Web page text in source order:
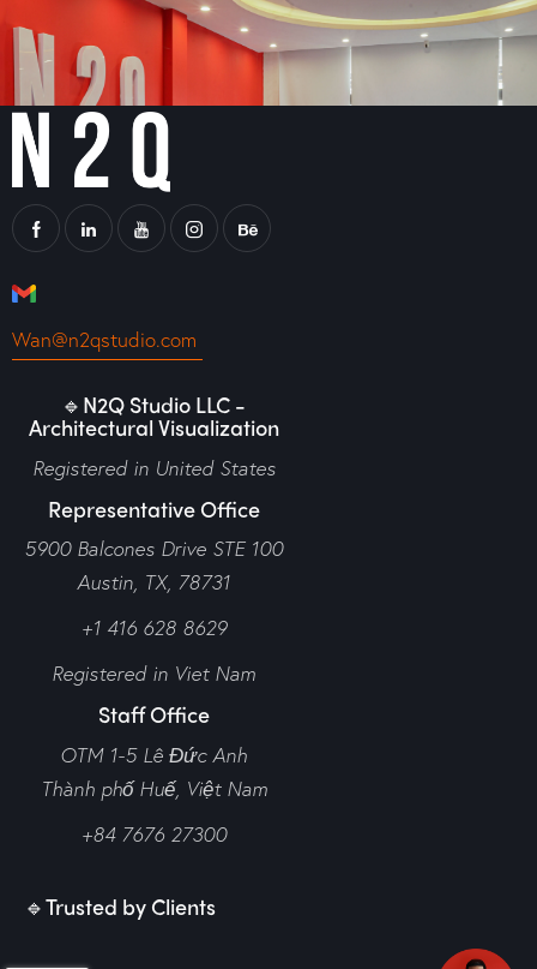
Wan@n2qstudio.com
🔹N2Q Studio LLC -
Architectural Visualization
Registered in United States
Representative Office
5900 Balcones Drive STE 100
Austin, TX, 78731
+1 416 628 8629
Registered in Viet Nam
Staff Office
OTM 1-5 Lê Đức Anh
Thành phố Huế, Việt Nam
+84 7676 27300
🔹Trusted by Clients